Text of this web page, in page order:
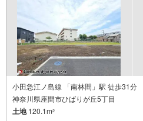
小田急江ノ島線 「南林間」駅 徒歩31分
神奈川県座間市ひばりが丘5丁目
土地120.1m2